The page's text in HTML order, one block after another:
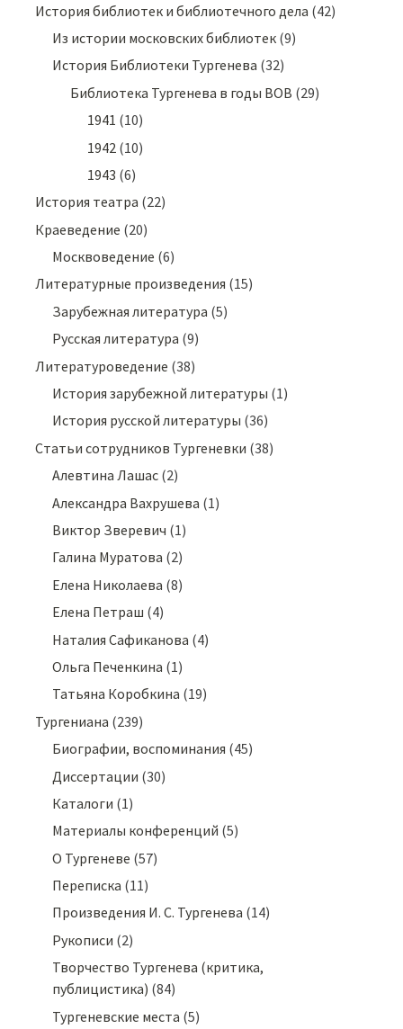
История библиотек и библиотечного дела (42)
Из истории московских библиотек (9)
История Библиотеки Тургенева (32)
Библиотека Тургенева в годы ВОВ (29)
1941 (10)
1942 (10)
1943 (6)
История театра (22)
Краеведение (20)
Москвоведение (6)
Литературные произведения (15)
Зарубежная литература (5)
Русская литература (9)
Литературоведение (38)
История зарубежной литературы (1)
История русской литературы (36)
Статьи сотрудников Тургеневки (38)
Алевтина Лашас (2)
Александра Вахрушева (1)
Виктор Зверевич (1)
Галина Муратова (2)
Елена Николаева (8)
Елена Петраш (4)
Наталия Сафиканова (4)
Ольга Печенкина (1)
Татьяна Коробкина (19)
Тургениана (239)
Биографии, воспоминания (45)
Диссертации (30)
Каталоги (1)
Материалы конференций (5)
О Тургеневе (57)
Переписка (11)
Произведения И. С. Тургенева (14)
Рукописи (2)
Творчество Тургенева (критика,
публицистика) (84)
Тургеневские места (5)